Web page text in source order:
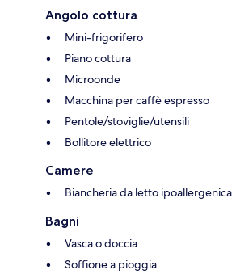
Angolo cottura
Mini-frigorifero
Piano cottura
Microonde
Macchina per caffè espresso
Pentole/stoviglie/utensili
Bollitore elettrico
Camere
Biancheria da letto ipoallergenica
Bagni
Vasca o doccia
Soffione a pioggia